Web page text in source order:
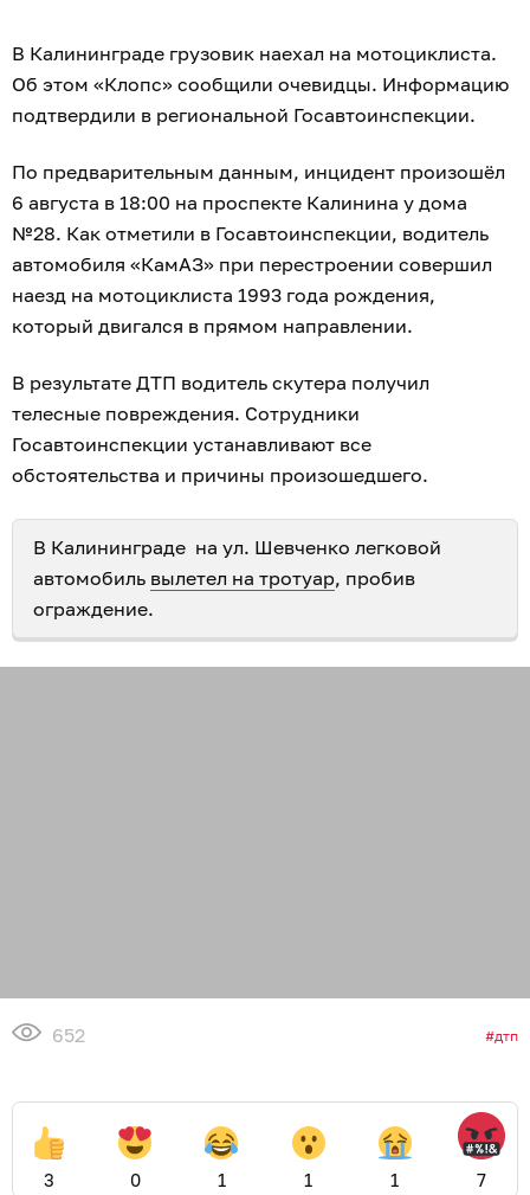
В Калининграде грузовик наехал на мотоциклиста.
Об этом «Клопс» сообщили очевидцы. Информацию
подтвердили в региональной Госавтоинспекции.
По предварительным данным, инцидент произошёл
6 августа в 18:00 на проспекте Калинина у дома
№28. Как отметили в Госавтоинспекции, водитель
автомобиля «КамАЗ» при перестроении совершил
наезд на мотоциклиста 1993 года рождения,
который двигался в прямом направлении.
В результате ДТП водитель скутера получил
телесные повреждения. Сотрудники
Госавтоинспекции устанавливают все
обстоятельства и причины произошедшего.
В Калининграде на ул. Шевченко легковой
автомобиль вылетел на тротуар, пробив
ограждение.
652 дтп
3 0 1 1 1 7